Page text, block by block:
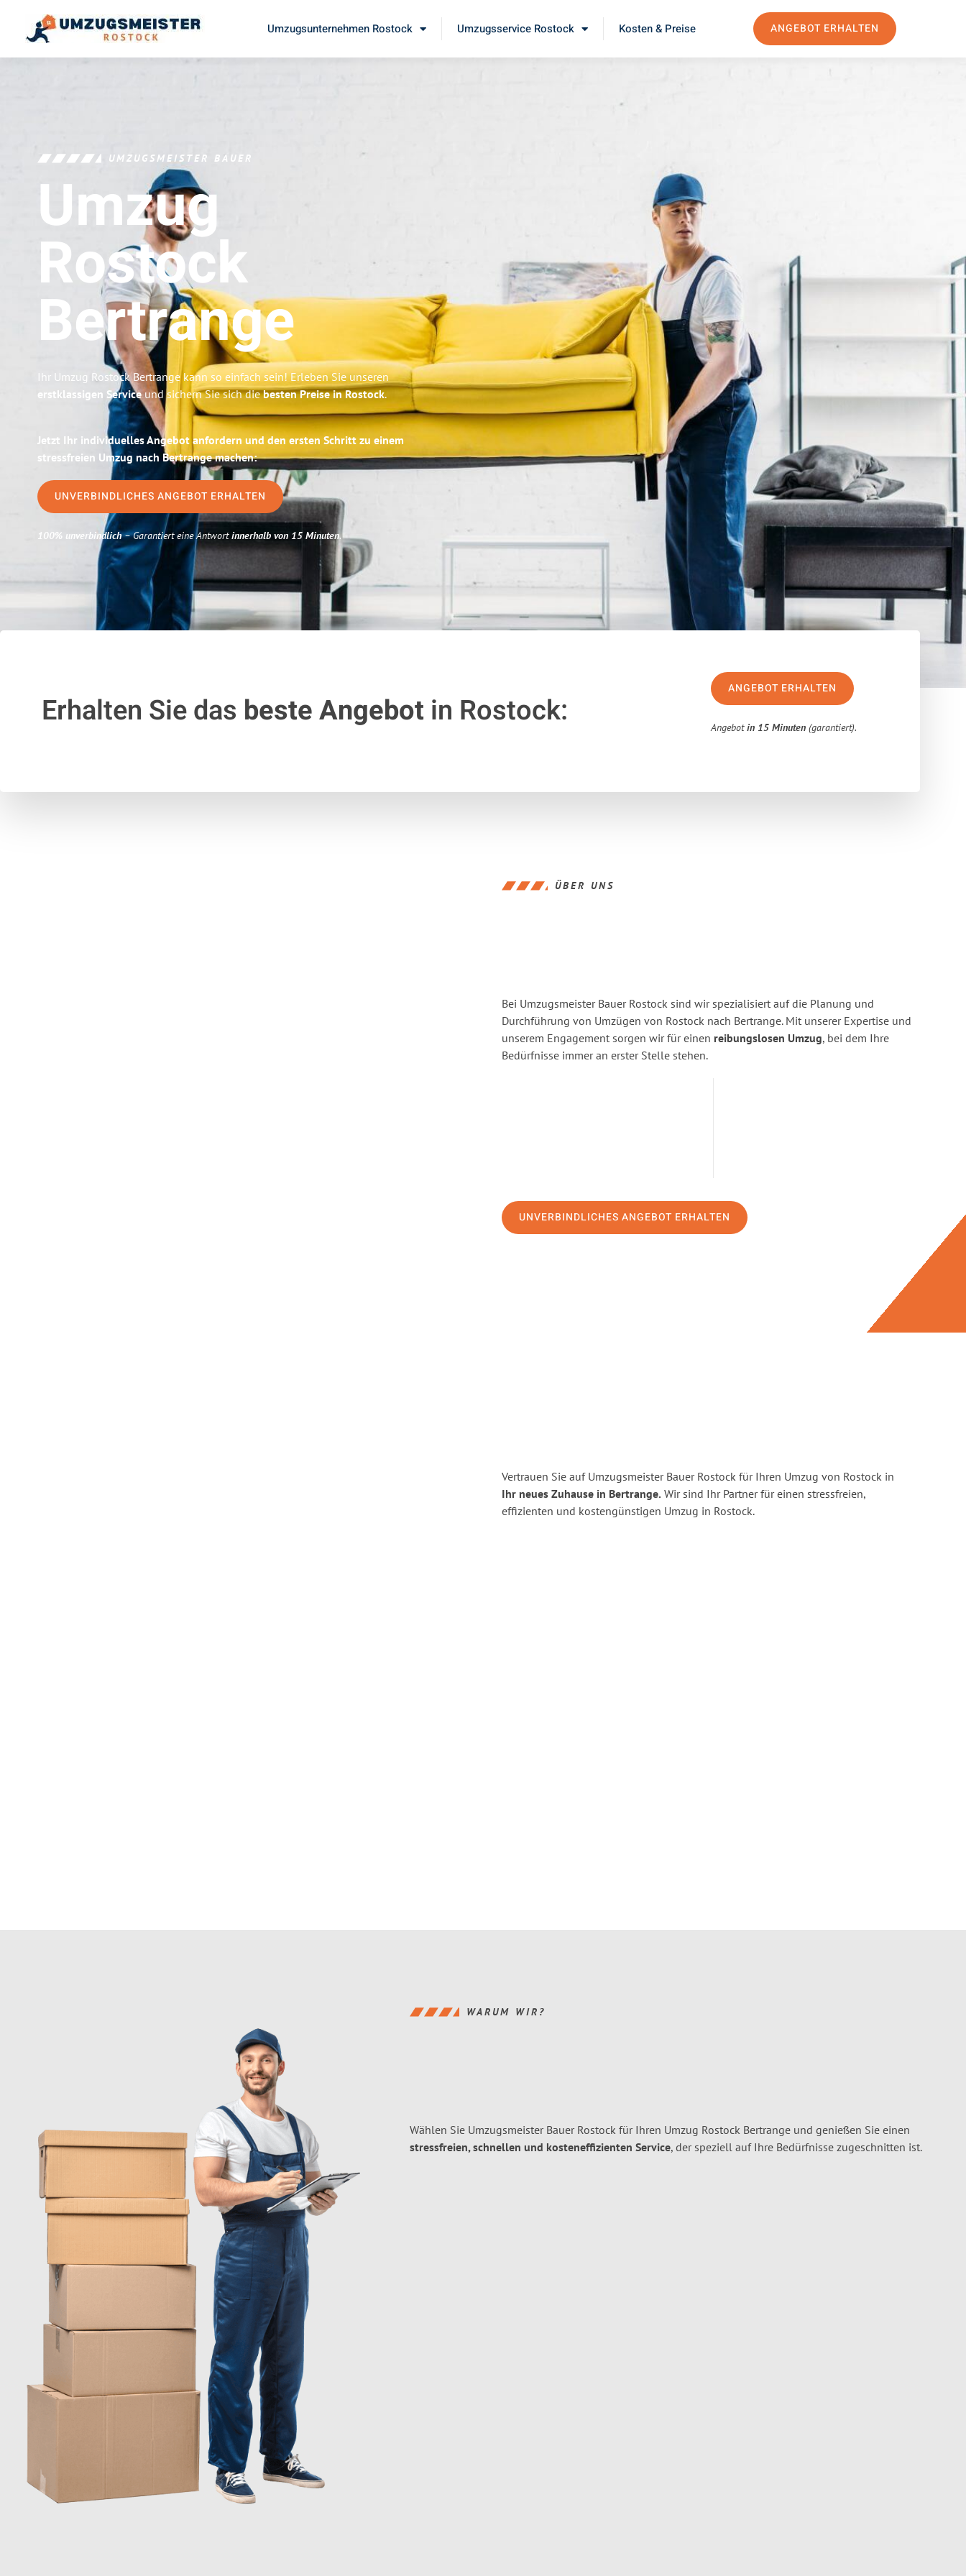
Umzugsunternehmen Rostock Umzugsservice Rostock Kosten & Preise ANGEBOT ERHALTEN
UMZUGSMEISTER BAUER
Umzug
Rostock
Bertrange
Ihr Umzug Rostock Bertrange kann so einfach sein! Erleben Sie unseren
erstklassigen Serviceund sichern Sie sich diebesten Preise in Rostock.
Jetzt Ihr individuelles Angebot anfordern und den ersten Schritt zu einem
stressfreien Umzug nach Bertrange machen:
UNVERBINDLICHES ANGEBOT ERHALTEN
100% unverbindlich– Garantiert eine Antwortinnerhalb von 15 Minuten.
Erhalten Sie das beste Angebotin Rostock:
ANGEBOT ERHALTEN
Angebotin 15 Minuten (garantiert).
ÜBER UNS
Bei Umzugsmeister Bauer Rostock sind wir spezialisiert auf die Planung und
Durchführung von Umzügen von Rostock nach Bertrange. Mit unserer Expertise und
unserem Engagement sorgen wir für einen reibungslosen Umzug, bei dem Ihre
Bedürfnisse immer an erster Stelle stehen.
UNVERBINDLICHES ANGEBOT ERHALTEN
Vertrauen Sie auf Umzugsmeister Bauer Rostock für Ihren Umzug von Rostock in
Ihr neues Zuhause in Bertrange. Wir sind Ihr Partner für einen stressfreien,
effizienten und kostengünstigen Umzug in Rostock.
WARUM WIR?
Wählen Sie Umzugsmeister Bauer Rostock für Ihren Umzug Rostock Bertrange und genießen Sie einen
stressfreien, schnellen und kosteneffizienten Service, der speziell auf Ihre Bedürfnisse zugeschnitten ist.